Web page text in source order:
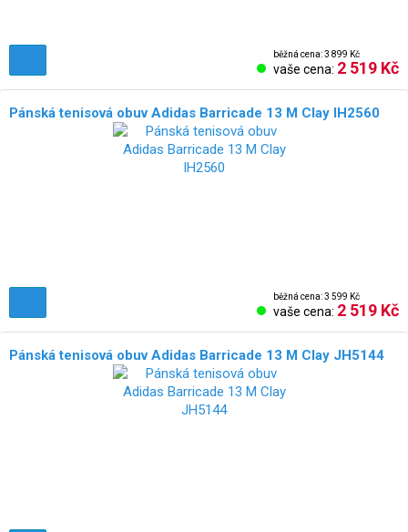
běžná cena: 3 899 Kč
vaše cena: 2 519 Kč
Pánská tenisová obuv Adidas Barricade 13 M Clay IH2560
běžná cena: 3 599 Kč
vaše cena: 2 519 Kč
Pánská tenisová obuv Adidas Barricade 13 M Clay JH5144